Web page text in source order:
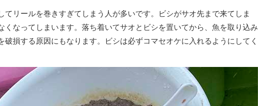
てリールを巻きすぎてしまう人が多いです。ビシがサオ先まで来てしま
くなってしまいます。落ち着いてサオとビシを置いてから、魚を取り込み
破損する原因にもなります。ビシは必ずコマセオケに入れるようにしてく